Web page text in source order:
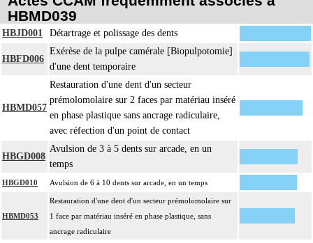
HBMD039
HBJD001 Détartrage et polissage des dents
HBFD006
Exérèse de la pulpe camérale [Biopulpotomie]
d'une dent temporaire
HBMD057
Restauration d'une dent d'un secteur
prémolomolaire sur 2 faces par matériau inséré
en phase plastique sans ancrage radiculaire,
avec réfection d'un point de contact
HBGD008
Avulsion de 3 à 5 dents sur arcade, en un
temps
HBGD010 Avulsion de 6 à 10 dents sur arcade, en un temps
HBMD053
Restauration d'une dent d'un secteur prémolomolaire sur
1 face par matériau inséré en phase plastique, sans
ancrage radiculaire